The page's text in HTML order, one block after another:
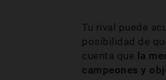
Tu rival puede
posibilidad de
cuenta que la
campeones y